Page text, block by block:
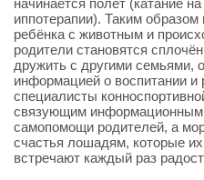
иппотерапии). Таким образом
ребёнка с животным и
родители становятся
дружить с другими семьями,
информацией о воспитании и
специалисты
связующим информационным
самопомощи родителей, а
счастья лошадям, которые
встречают каждый раз